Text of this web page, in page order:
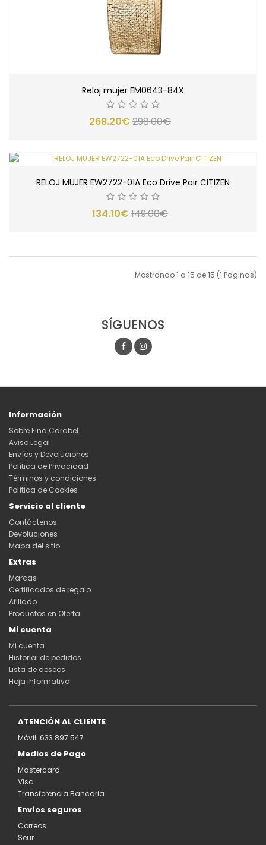
Reloj mujer EM0643-84X
268.20€ 298.00€
RELOJ MUJER EW2722-01A Eco Drive Pair CITIZEN
134.10€ 149.00€
Mostrando 1 a 15 de 15 (1 Paginas)
SÍGUENOS
Información
Sobre Fina Carabel
Aviso Legal
Envíos y Devoluciones
Política de Privacidad
Términos y condiciones
Política de Cookies
Servicio al cliente
Contáctenos
Devoluciones
Mapa del sitio
Extras
Marcas
Certificados de regalo
Afiliado
Productos en Oferta
Mi cuenta
Mi cuenta
Historial de pedidos
Lista de deseos
Hoja informativa
ATENCIÓN AL CLIENTE
Móvil: 633 897 547
Medios de Pago
Mastercard
Visa
Transferencia Bancaria
Envíos seguros
Correos
Seur